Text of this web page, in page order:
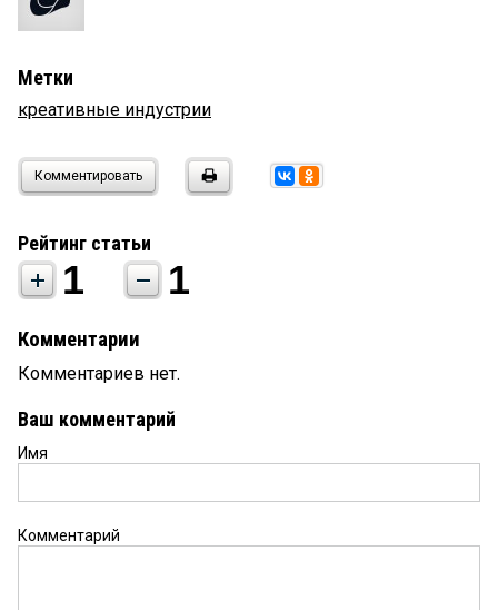
Метки
креативные индустрии
Комментировать
Рейтинг статьи
1 1
Комментарии
Комментариев нет.
Ваш комментарий
Имя
Комментарий